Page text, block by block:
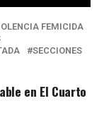
FEMICIDA
SECCIONES
en El Cuarto